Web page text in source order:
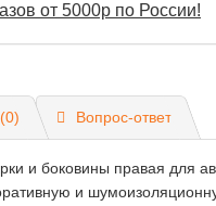
от 5000р по России!
Вопрос-ответ
и боковины правая для
и